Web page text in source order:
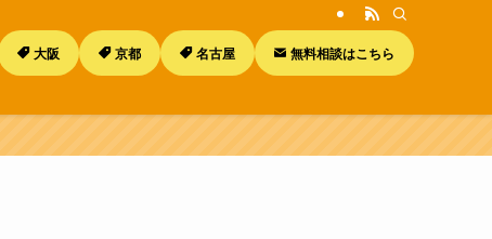
大阪 京都 名古屋 無料相談はこちら